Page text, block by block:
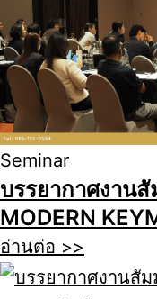
Seminar
บรรยากาศงาน
MODERN
อ่านต่อ >>